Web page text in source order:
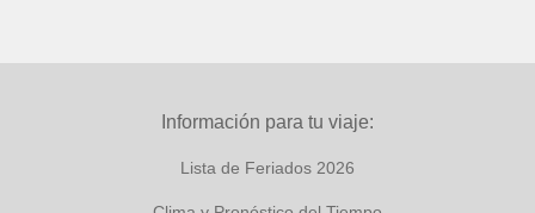
Información para tu viaje:
Lista de Feriados 2026